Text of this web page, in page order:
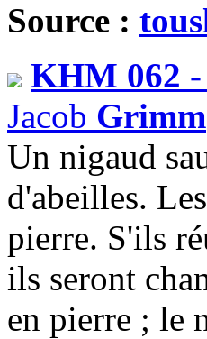
Source :
KHM 062 -
Jacob Grimm
Un nigaud
d'abeilles.
pierre. S'ils
ils seront
en pierre ; le